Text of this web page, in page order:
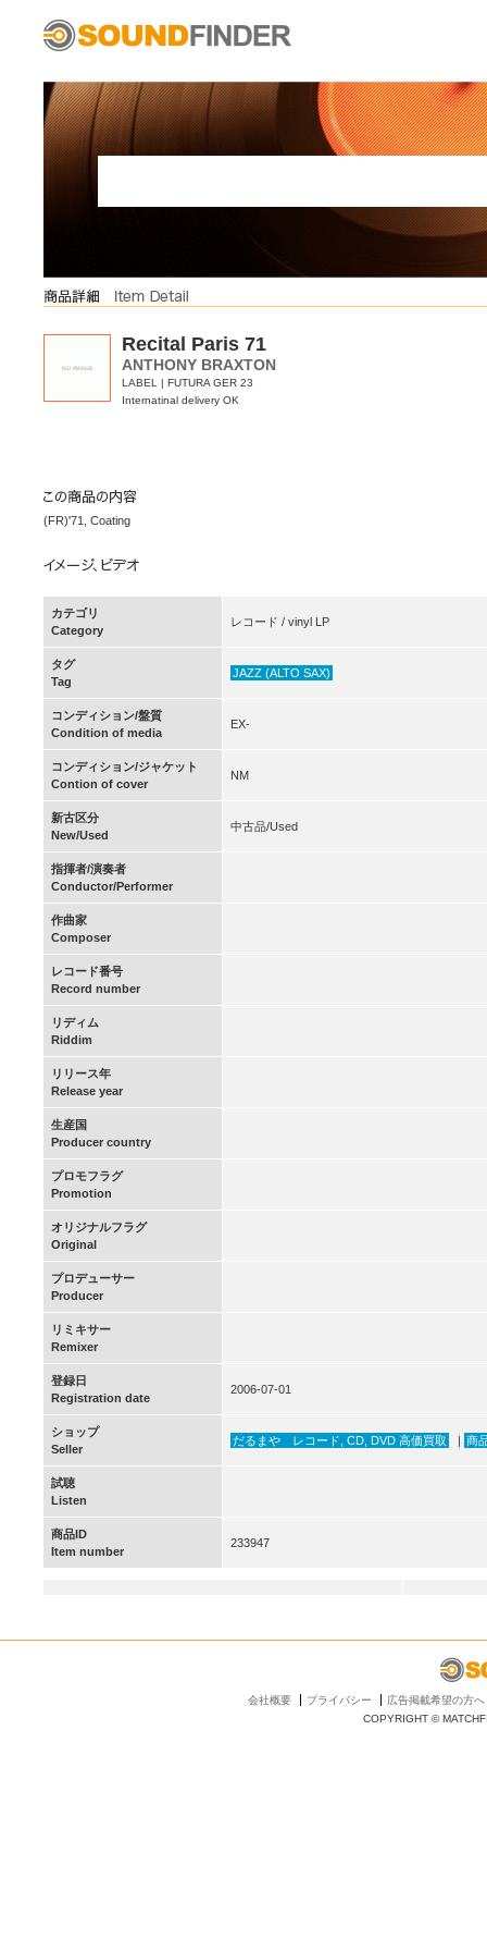
Recital Paris 71
ANTHONY BRAXTON
LABEL | FUTURA GER 23
Internatinal delivery OK
(FR)'71, Coating
カテゴリ
Category
レコード / vinyl LP
タグ
Tag
JAZZ (ALTO SAX)
コンディション/盤質
Condition of media
EX-
コンディション/ジャケット
Contion of cover
NM
新古区分
New/Used
中古品/Used
指揮者/演奏者
Conductor/Performer
作曲家
Composer
レコード番号
Record number
リディム
Riddim
リリース年
Release year
生産国
Producer country
プロモフラグ
Promotion
オリジナルフラグ
Original
プロデューサー
Producer
リミキサー
Remixer
登録日
Registration date
2006-07-01
ショップ
Seller
だるまや レコード, CD, DVD 高価買取 | 商
試聴
Listen
商品ID
Item number
233947
会社概要 プライバシー
広告掲載希望の方へ
COPYRIGHT ©